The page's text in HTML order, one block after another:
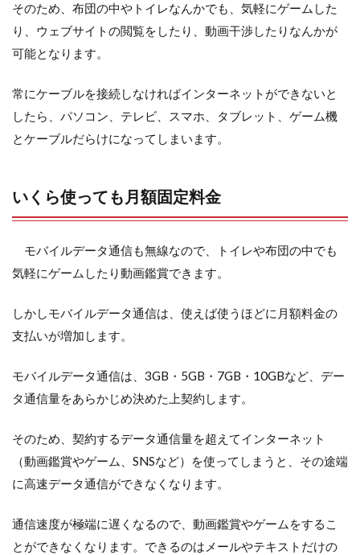
そのため、布団の中やトイレなんかでも、気軽にゲームした
り、ウェブサイトの閲覧をしたり、動画干渉したりなんかが
可能となります。
常にケーブルを接続しなければインターネットができないと
したら、パソコン、テレビ、スマホ、タブレット、ゲーム機
とケーブルだらけになってしまいます。
いくら使っても月額固定料金
モバイルデータ通信も無線なので、トイレや布団の中でも
気軽にゲームしたり動画鑑賞できます。
しかしモバイルデータ通信は、使えば使うほどに月額料金の
支払いが増加します。
モバイルデータ通信は、3GB・5GB・7GB・10GBなど、デー
タ通信量をあらかじめ決めた上契約します。
そのため、契約するデータ通信量を超えてインターネット
（動画鑑賞やゲーム、SNSなど）を使ってしまうと、その途端
に高速データ通信ができなくなります。
通信速度が極端に遅くなるので、動画鑑賞やゲームをするこ
とができなくなります。できるのはメールやテキストだけの